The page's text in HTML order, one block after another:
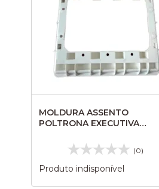
MOLDURA ASSENTO
POLTRONA EXECUTIVA
(0)
Produto indisponível